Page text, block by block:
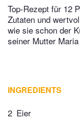
Top-Rezept für 12
Zutaten und
wie sie schon der
seiner Mutter
INGREDIENTS
2 Eier